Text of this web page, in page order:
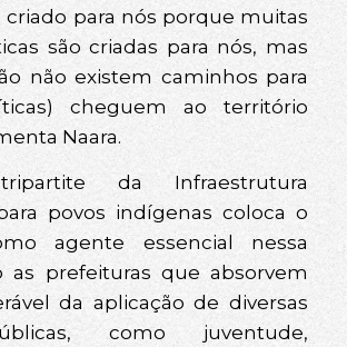
para nós porque muitas
são criadas para nós, mas
não existem caminhos para
cheguem ao território
Naara.
da Infraestrutura
povos indígenas coloca o
agente essencial nessa
as prefeituras que absorvem
da aplicação de diversas
como juventude,